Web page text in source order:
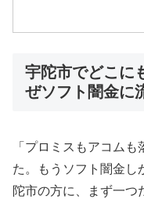
宇陀市でどこに
ぜソフト闇金に
「プロミスもアコム
た。もうソフト闇金
陀市の方に、まず一つ